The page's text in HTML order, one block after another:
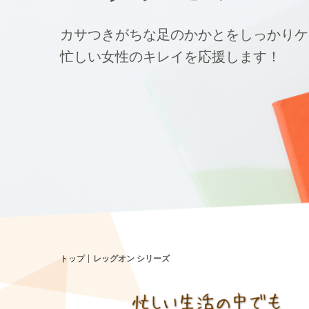
カサつきがちな足のかかとをしっかり
忙しい女性のキレイを応援します！
トップ レッグオン シリーズ